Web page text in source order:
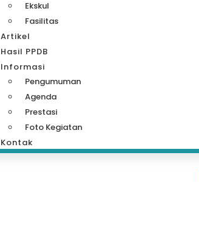
Ekskul
Fasilitas
Artikel
Hasil PPDB
Informasi
Pengumuman
Agenda
Prestasi
Foto Kegiatan
Kontak